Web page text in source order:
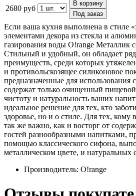
2680 руб
В корзину
Под заказ
Если ваша кухня выполнена в стиле
элементами декора из стекла и
газирования воды O!range Металлик
Стильный и удобный, он обладает
преимуществ, среди которых
и противольскозящее силиконовое
предназначенные для использования
содержат только очищенный пищевой
чистоту и натуральность ваших
идеальное решение для тех, кто
здоровье, но и о стиле. Для тех, кому
так же важно, как и восторг от
гостей разнообразными напитками,
помощью классического сифона,
металлическом цвете, и натуральных
Производитель: O!range